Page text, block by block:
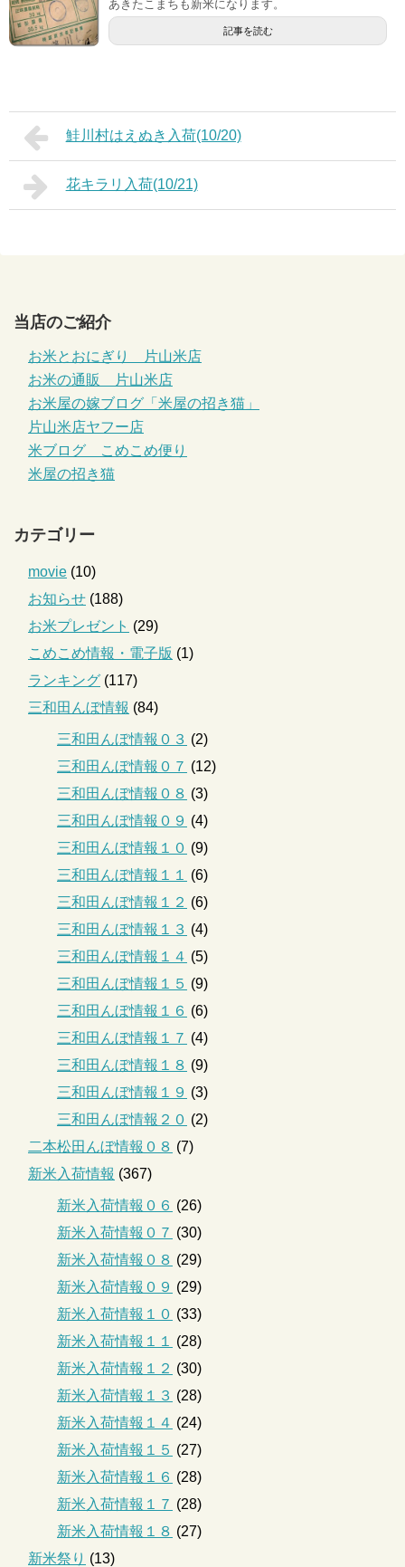
あきたこまちも新米になります。
記事を読む
鮭川村はえぬき入荷(10/20)
花キラリ入荷(10/21)
当店のご紹介
お米とおにぎり 片山米店
お米の通販 片山米店
お米屋の嫁ブログ「米屋の招き猫」
片山米店ヤフー店
米ブログ こめこめ便り
米屋の招き猫
カテゴリー
movie (10)
お知らせ (188)
お米プレゼント (29)
こめこめ情報・電子版 (1)
ランキング (117)
三和田んぼ情報 (84)
三和田んぼ情報０３ (2)
三和田んぼ情報０７ (12)
三和田んぼ情報０８ (3)
三和田んぼ情報０９ (4)
三和田んぼ情報１０ (9)
三和田んぼ情報１１
(6)
三和田んぼ情報１２ (6)
三和田んぼ情報１３ (4)
三和田んぼ情報１４ (5)
三和田んぼ情報１５ (9)
三和田んぼ情報１６ (6)
三和田んぼ情報１７ (4)
三和田んぼ情報１８ (9)
三和田んぼ情報１９ (3)
三和田んぼ情報２０ (2)
二本松田んぼ情報０８ (7)
新米入荷情報 (367)
新米入荷情報０６ (26)
新米入荷情報０７ (30)
新米入荷情報０８ (29)
新米入荷情報０９ (29)
新米入荷情報１０ (33)
新米入荷情報１１
(28)
新米入荷情報１２ (30)
新米入荷情報１３ (28)
新米入荷情報１４ (24)
新米入荷情報１５ (27)
新米入荷情報１６ (28)
新米入荷情報１７ (28)
新米入荷情報１８ (27)
新米祭り (13)